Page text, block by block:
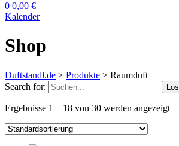
0 0,00 €
Kalender
Shop
Duftstandl.de > Produkte > Raumduft
Search for:
Los
Ergebnisse 1 – 18 von 30 werden angezeigt